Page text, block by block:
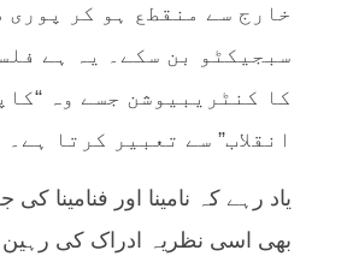
خارج سے منقطع ہو کر پوری
سبجیکٹو بن سکے۔ یہ ہے
کا کنٹریبیوشن جسے وہ
انقلاب” سے تعبیر کرتا ہے۔
یاد رہے کہ نامینا اور فنامینا
بھی اسی نظریہ ادراک کی رہین